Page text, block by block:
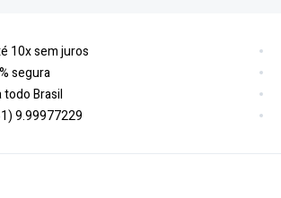
10x sem juros
segura
todo Brasil
9.99977229